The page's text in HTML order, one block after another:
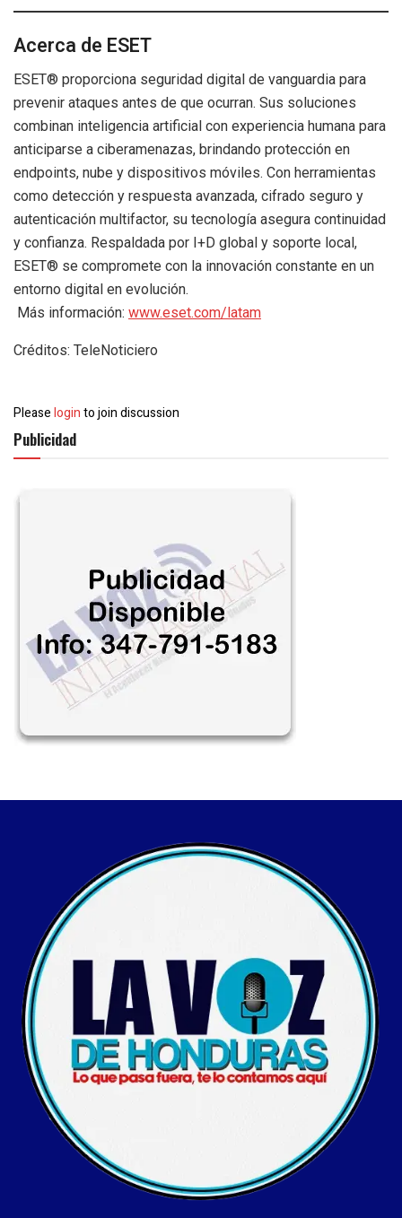
Acerca de ESET
ESET® proporciona seguridad digital de vanguardia para
prevenir ataques antes de que ocurran. Sus soluciones
combinan inteligencia artificial con experiencia humana para
anticiparse a ciberamenazas, brindando protección en
endpoints, nube y dispositivos móviles. Con herramientas
como detección y respuesta avanzada, cifrado seguro y
autenticación multifactor, su tecnología asegura continuidad
y confianza. Respaldada por I+D global y soporte local,
ESET® se compromete con la innovación constante en un
entorno digital en evolución.
Más información: www.eset.com/latam
Créditos: TeleNoticiero
Pleaseloginto join discussion
Publicidad